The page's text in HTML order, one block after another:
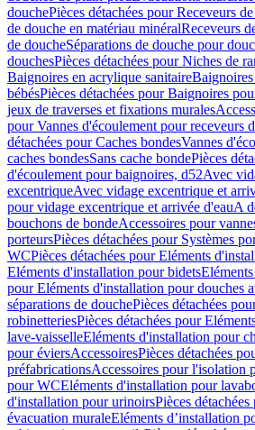
douchePièces détachées pour Receveurs
de douche en matériau minéralReceveurs
de doucheSéparations de douche pour
douchesPièces détachées pour Niches de
Baignoires en acrylique sanitaire
bébésPièces détachées pour Baignoires
jeux de traverses et fixations murales
pour Vannes d'écoulement pour receveurs
détachées pour Caches bondesVannes
caches bondesSans cache bondePièces
d'écoulement pour baignoires, d52Avec
excentriqueAvec vidage excentrique et
pour vidage excentrique et arrivée d'eauA
bouchons de bondeAccessoires pour
porteursPièces détachées pour Systèmes
WCPièces détachées pour Eléments
Eléments d'installation pour bidets
pour Eléments d'installation pour douches
séparations de douchePièces détachées
robinetteriesPièces détachées pour
lave-vaisselleEléments d'installation pour
pour éviersAccessoiresPièces détachées
préfabricationsAccessoires pour l'isolation
pour WCEléments d'installation pour
d'installation pour urinoirsPièces
évacuation muraleEléments d’installation